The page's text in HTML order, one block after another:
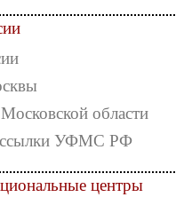
области
ссылки УФМС РФ
центры